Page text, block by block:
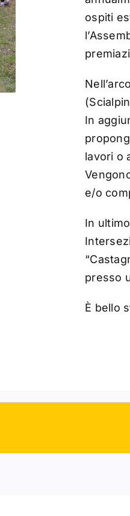
ospiti
In
lavori o
e/o
In
presso
È bello